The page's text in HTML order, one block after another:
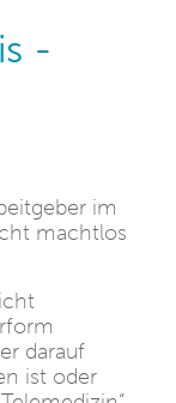
-
im
machtlos
darauf
ist oder